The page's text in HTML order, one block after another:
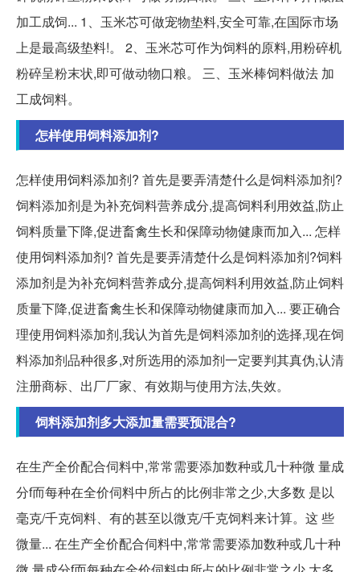
加工成饲... 1、玉米芯可做宠物垫料,安全可靠,在国际市场
上是最高级垫料!。 2、玉米芯可作为饲料的原料,用粉碎机
粉碎呈粉末状,即可做动物口粮。 三、玉米棒饲料做法 加
工成饲料。
怎样使用饲料添加剂?
怎样使用饲料添加剂? 首先是要弄清楚什么是饲料添加剂?
饲料添加剂是为补充饲料营养成分,提高饲料利用效益,防止
饲料质量下降,促进畜禽生长和保障动物健康而加入... 怎样
使用饲料添加剂? 首先是要弄清楚什么是饲料添加剂?饲料
添加剂是为补充饲料营养成分,提高饲料利用效益,防止饲料
质量下降,促进畜禽生长和保障动物健康而加入... 要正确合
理使用饲料添加剂,我认为首先是饲料添加剂的选择,现在饲
料添加剂品种很多,对所选用的添加剂一定要判其真伪,认清
注册商标、出厂厂家、有效期与使用方法,失效。
饲料添加剂多大添加量需要预混合?
在生产全价配合伺料中,常常需要添加数种或几十种微 量成
分f而每种在全价伺料中所占的比例非常之少,大多数 是以
毫克/千克饲料、有的甚至以微克/千克饲料来计算。这 些
微量... 在生产全价配合伺料中,常常需要添加数种或几十种